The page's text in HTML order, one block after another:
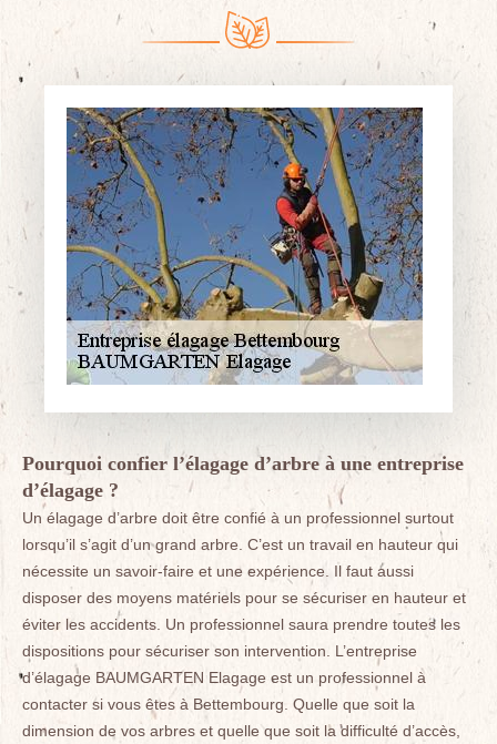
Pourquoi confier l’élagage d’arbre à une entreprise
d’élagage ?
Un élagage d’arbre doit être confié à un professionnel surtout
lorsqu’il s’agit d’un grand arbre. C’est un travail en hauteur qui
nécessite un savoir-faire et une expérience. Il faut aussi
disposer des moyens matériels pour se sécuriser en hauteur et
éviter les accidents. Un professionnel saura prendre toutes les
dispositions pour sécuriser son intervention. L’entreprise
d’élagage BAUMGARTEN Elagage est un professionnel à
contacter si vous êtes à Bettembourg. Quelle que soit la
dimension de vos arbres et quelle que soit la difficulté d’accès,